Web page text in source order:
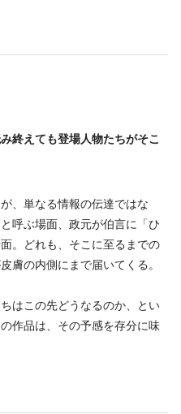
終えても登場人物たちがそこ
、単なる情報の伝達ではな
呼ぶ場面、政元が伯言に「ひ
。どれも、そこに至るまでの
膚の内側にまで届いてくる。
はこの先どうなるのか、とい
作品は、その予感を存分に味